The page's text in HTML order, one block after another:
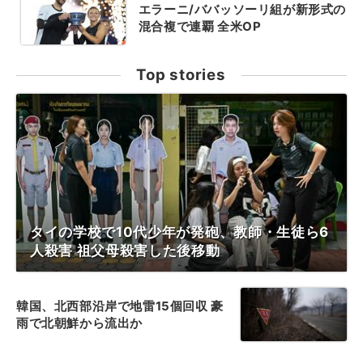
エラーニ/ババッソーリ組が新形式の
混合複で連覇 全米OP
Top stories
タイの学校で10代少年が発砲、教師・生徒ら6
人殺害 祖父母殺害した後移動
韓国、北西部沿岸で地雷15個回収 豪
雨で北朝鮮から流出か